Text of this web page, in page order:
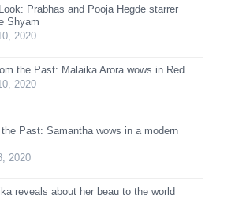
Prabhas and Pooja Hegde starrer
Shyam
2020
the Past: Malaika Arora wows in Red
2020
the Past: Samantha wows in a modern
2020
reveals about her beau to the world